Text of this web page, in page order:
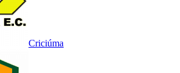
Criciúma